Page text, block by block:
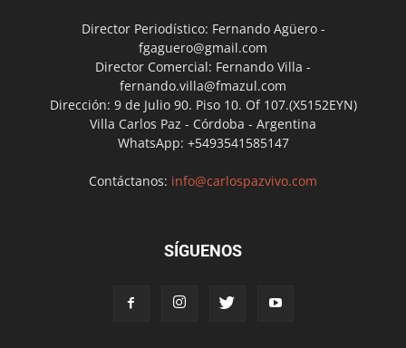
Director Periodístico: Fernando Agüero -
fgaguero@gmail.com
Director Comercial: Fernando Villa -
fernando.villa@fmazul.com
Dirección: 9 de Julio 90. Piso 10. Of 107.(X5152EYN)
Villa Carlos Paz - Córdoba - Argentina
WhatsApp: +5493541585147
Contáctanos: info@carlospazvivo.com
SÍGUENOS